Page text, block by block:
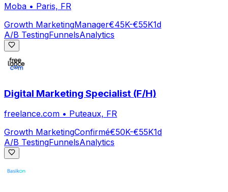
Moba • Paris, FR
Growth MarketingManager€45K-€55K1d
A/B TestingFunnelsAnalytics
Digital Marketing Specialist (F/H)
freelance.com • Puteaux, FR
Growth MarketingConfirmé€50K-€55K1d
A/B TestingFunnelsAnalytics